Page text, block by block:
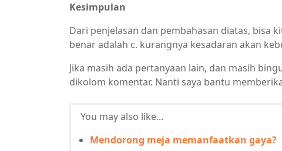
Kesimpulan
Dari penjelasan dan pembahasan diatas, bisa
benar adalah c. kurangnya kesadaran akan
Jika masih ada pertanyaan lain, dan masih
dikolom komentar. Nanti saya bantu
You may also like...
Mendorong meja memanfaatkan gaya?